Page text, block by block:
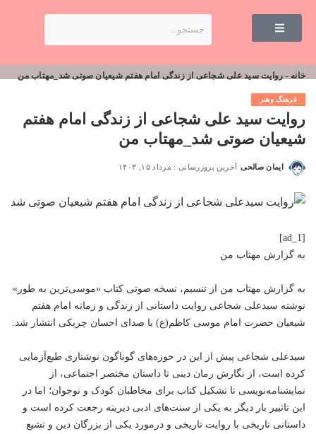
خانه - روایت سید علی شجاعی از زندگی امام هفتم شیعیان صوتی شد_مهتاب من
فرهنگ وهنر
روایت سید علی شجاعی از زندگی امام هفتم
شیعیان صوتی شد_مهتاب من
ایمان صالحی آخرین بروزرسانی : مرداد ۱۵, ۱۴۰۳
[ad_1]
به گزارش مهتاب من
به گزارش مهتاب من از تنسیم،‌ نسخه صوتی کتاب «موسی‌ترین به طور»
نوشته سیدعلی شجاعی روایت داستانی از زندگی و زمانه امام هفتم
شیعیان حضرت امام موسی‌ کاظم(ع) با صدای احسان چریکی انتشار شد.
سید‌علی شجاعی پیش از این در حوزه‌های گوناگون نوشتاری طبع‌آزمایی
کرده است، از نگارش رمان دینی تا داستان مختصر اجتماعی، از
نمایشنامه‌نویسی تا تشکیل کتاب برای مخاطبان کودک و نوجوان؛ اما در
این تاثییر بار دیگر به یکی از سنت‌های ادبی دیرینه رجعت کرده است و
داستانی تاریخی با روایت تاریخی و درمورد یکی از بزرگان دین و تشیع